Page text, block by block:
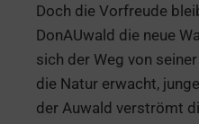
Doch die Vorfreude
DonAUwald die neue
sich der Weg von
die Natur erwacht,
der Auwald verströmt